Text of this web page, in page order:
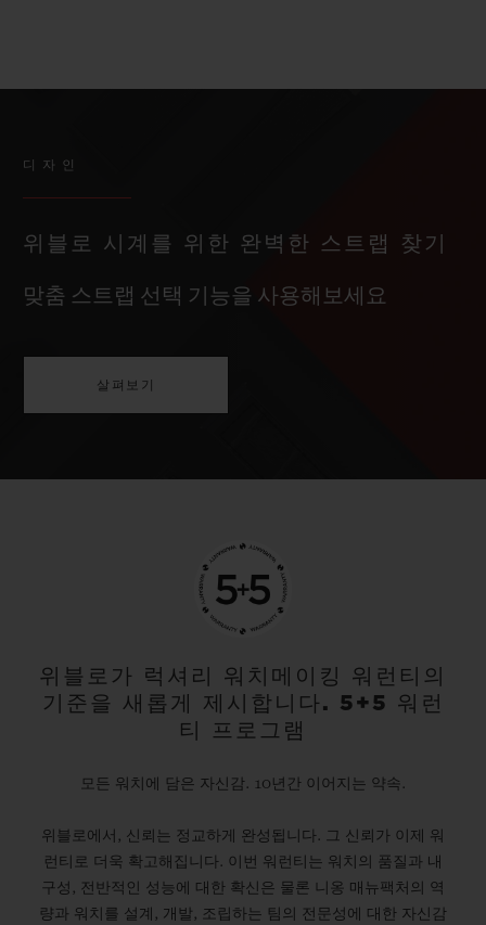
디자인
위블로 시계를 위한 완벽한 스트랩 찾기
맞춤 스트랩 선택 기능을 사용해보세요
살펴보기
위블로가 럭셔리 워치메이킹 워런티의
기준을 새롭게 제시합니다. 5+5 워런
티 프로그램
모든 워치에 담은 자신감. 10년간 이어지는 약속.
위블로에서, 신뢰는 정교하게 완성됩니다. 그 신뢰가 이제 워
런티로 더욱 확고해집니다. 이번 워런티는 워치의 품질과 내
구성, 전반적인 성능에 대한 확신은 물론 니옹 매뉴팩처의 역
량과 워치를 설계, 개발, 조립하는 팀의 전문성에 대한 자신감